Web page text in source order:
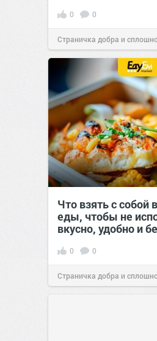
0 0
Страничка добра и
позитива!00:29Сегодня
Что взять с собой
еды, чтобы не
вкусно, удобно и
0 0
Страничка добра и